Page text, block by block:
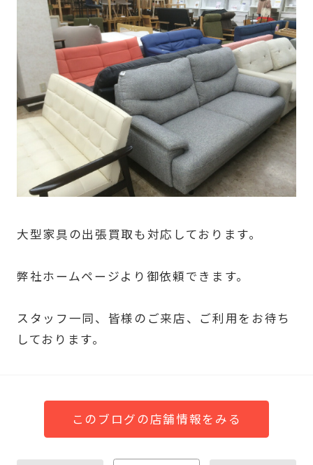
大型家具の出張買取も対応しております。
弊社ホームページより御依頼できます。
スタッフ一同、皆様のご来店、ご利用をお待ち
しております。
このブログの店舗情報をみる